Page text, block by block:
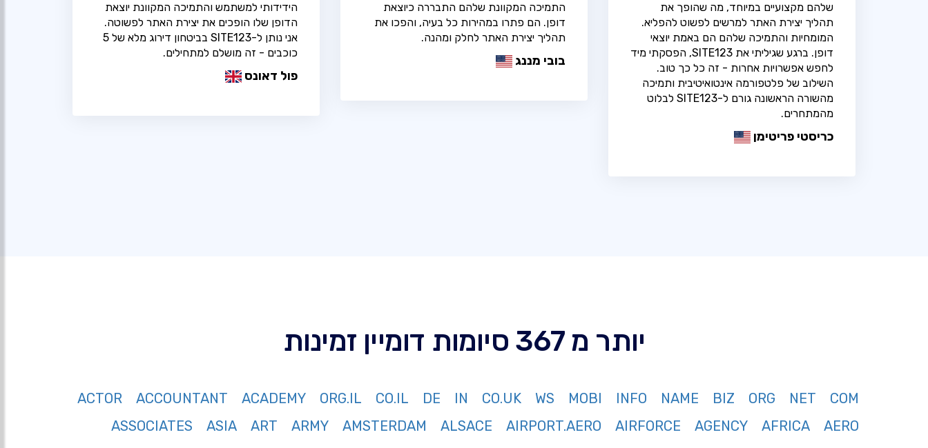
שלהם מקצועיים במיוחד, מה שהופך את
תהליך יצירת האתר למרשים לפשוט להפליא.
המומחיות והתמיכה שלהם הם באמת יוצאי
דופן. ברגע שגיליתי את SITE123, הפסקתי מיד
לחפש אפשרויות אחרות - זה כל כך טוב.
השילוב של פלטפורמה אינטואיטיבית ותמיכה
מהשורה הראשונה גורם ל-SITE123 לבלוט
מהמתחרים.
כריסטי פריטימן
התמיכה המקוונת שלהם התבררה כיוצאת
דופן. הם פתרו במהירות כל בעיה, והפכו את
תהליך יצירת האתר לחלק ומהנה.
בובי מננג
הידידותי למשתמש והתמיכה המקוונת יוצאת
הדופן שלו הופכים את יצירת האתר לפשוטה.
אני נותן ל-SITE123 בביטחון דירוג מלא של 5
כוכבים - זה מושלם למתחילים.
פול דאונס
יותר מ 367 סיומות דומיין זמינות
COM
NET
ORG
BIZ
NAME
INFO
MOBI
WS
CO.UK
IN
DE
CO.IL
ORG.IL
ACADEMY
ACCOUNTANT
ACTOR
AERO
AFRICA
AGENCY
AIRFORCE
AIRPORT.AERO
ALSACE
AMSTERDAM
ARMY
ART
ASIA
ASSOCIATES